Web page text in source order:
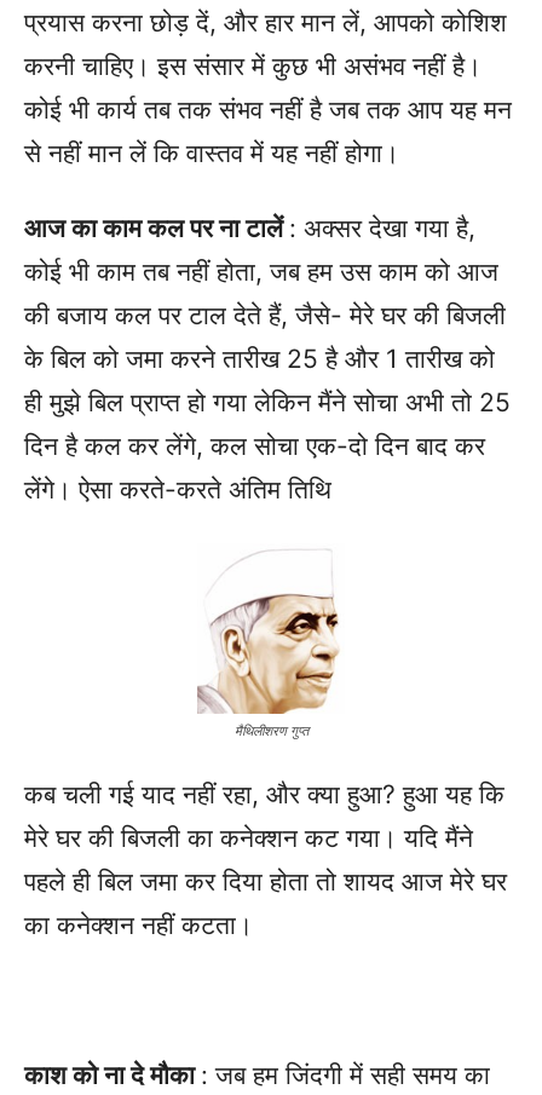
प्रयास करना छोड़ दें, और हार मान लें, आपको कोशिश
करनी चाहिए। इस संसार में कुछ भी असंभव नहीं है।
कोई भी कार्य तब तक संभव नहीं है जब तक आप यह मन
से नहीं मान लें कि वास्तव में यह नहीं होगा।
आज का काम कल पर ना टालें : अक्सर देखा गया है,
कोई भी काम तब नहीं होता, जब हम उस काम को आज
की बजाय कल पर टाल देते हैं, जैसे- मेरे घर की बिजली
के बिल को जमा करने तारीख 25 है और 1 तारीख को
ही मुझे बिल प्राप्त हो गया लेकिन मैंने सोचा अभी तो 25
दिन है कल कर लेंगे, कल सोचा एक-दो दिन बाद कर
लेंगे। ऐसा करते-करते अंतिम तिथि
मैथिलीशरण गुप्त
कब चली गई याद नहीं रहा, और क्या हुआ? हुआ यह कि
मेरे घर की बिजली का कनेक्शन कट गया। यदि मैंने
पहले ही बिल जमा कर दिया होता तो शायद आज मेरे घर
का कनेक्शन नहीं कटता।
काश को ना दे मौका : जब हम जिंदगी में सही समय का